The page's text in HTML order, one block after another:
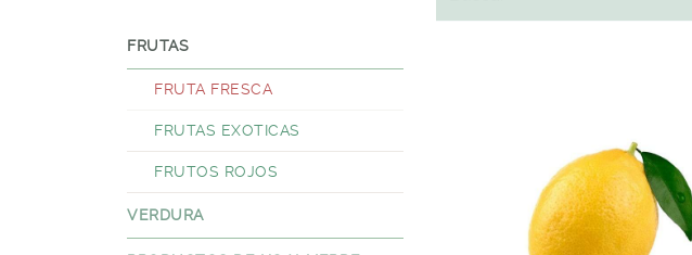
FRUTAS
FRUTA FRESCA
FRUTAS EXOTICAS
FRUTOS ROJOS
VERDURA